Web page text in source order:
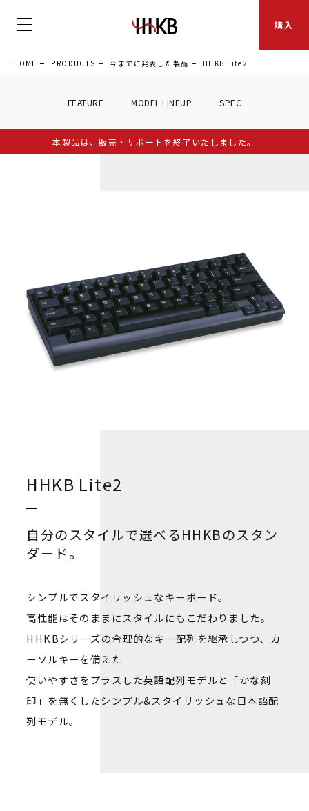
購入
HOME PRODUCTS 今までに発表した製品 HHKB Lite2
FEATURE MODEL LINEUP SPEC
本製品は、販売・サポートを終了いたしました。
HHKB Lite2
自分のスタイルで選べるHHKBのスタン
ダード。
シンプルでスタイリッシュなキーボード。
高性能はそのままにスタイルにもこだわりました。
HHKBシリーズの合理的なキー配列を継承しつつ、カ
ーソルキーを備えた
使いやすさをプラスした英語配列モデルと「かな刻
印」を無くしたシンプル&スタイリッシュな日本語配
列モデル。